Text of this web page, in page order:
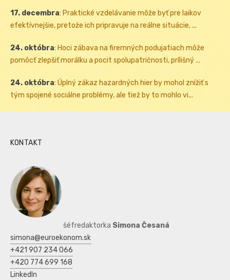
17. decembra: Praktické vzdelávanie môže byť pre laikov
efektívnejšie, pretože ich pripravuje na reálne situácie, ...
24. októbra: Hoci zábava na firemných podujatiach môže
pomôcť zlepšiť morálku a pocit spolupatričnosti, prílišný ...
24. októbra: Úplný zákaz hazardných hier by mohol znížiť s
tým spojené sociálne problémy, ale tiež by to mohlo vi...
KONTAKT
šéfredaktorka Simona Česaná
simona@euroekonom.sk
+421 907 234 066
+420 774 699 168
LinkedIn